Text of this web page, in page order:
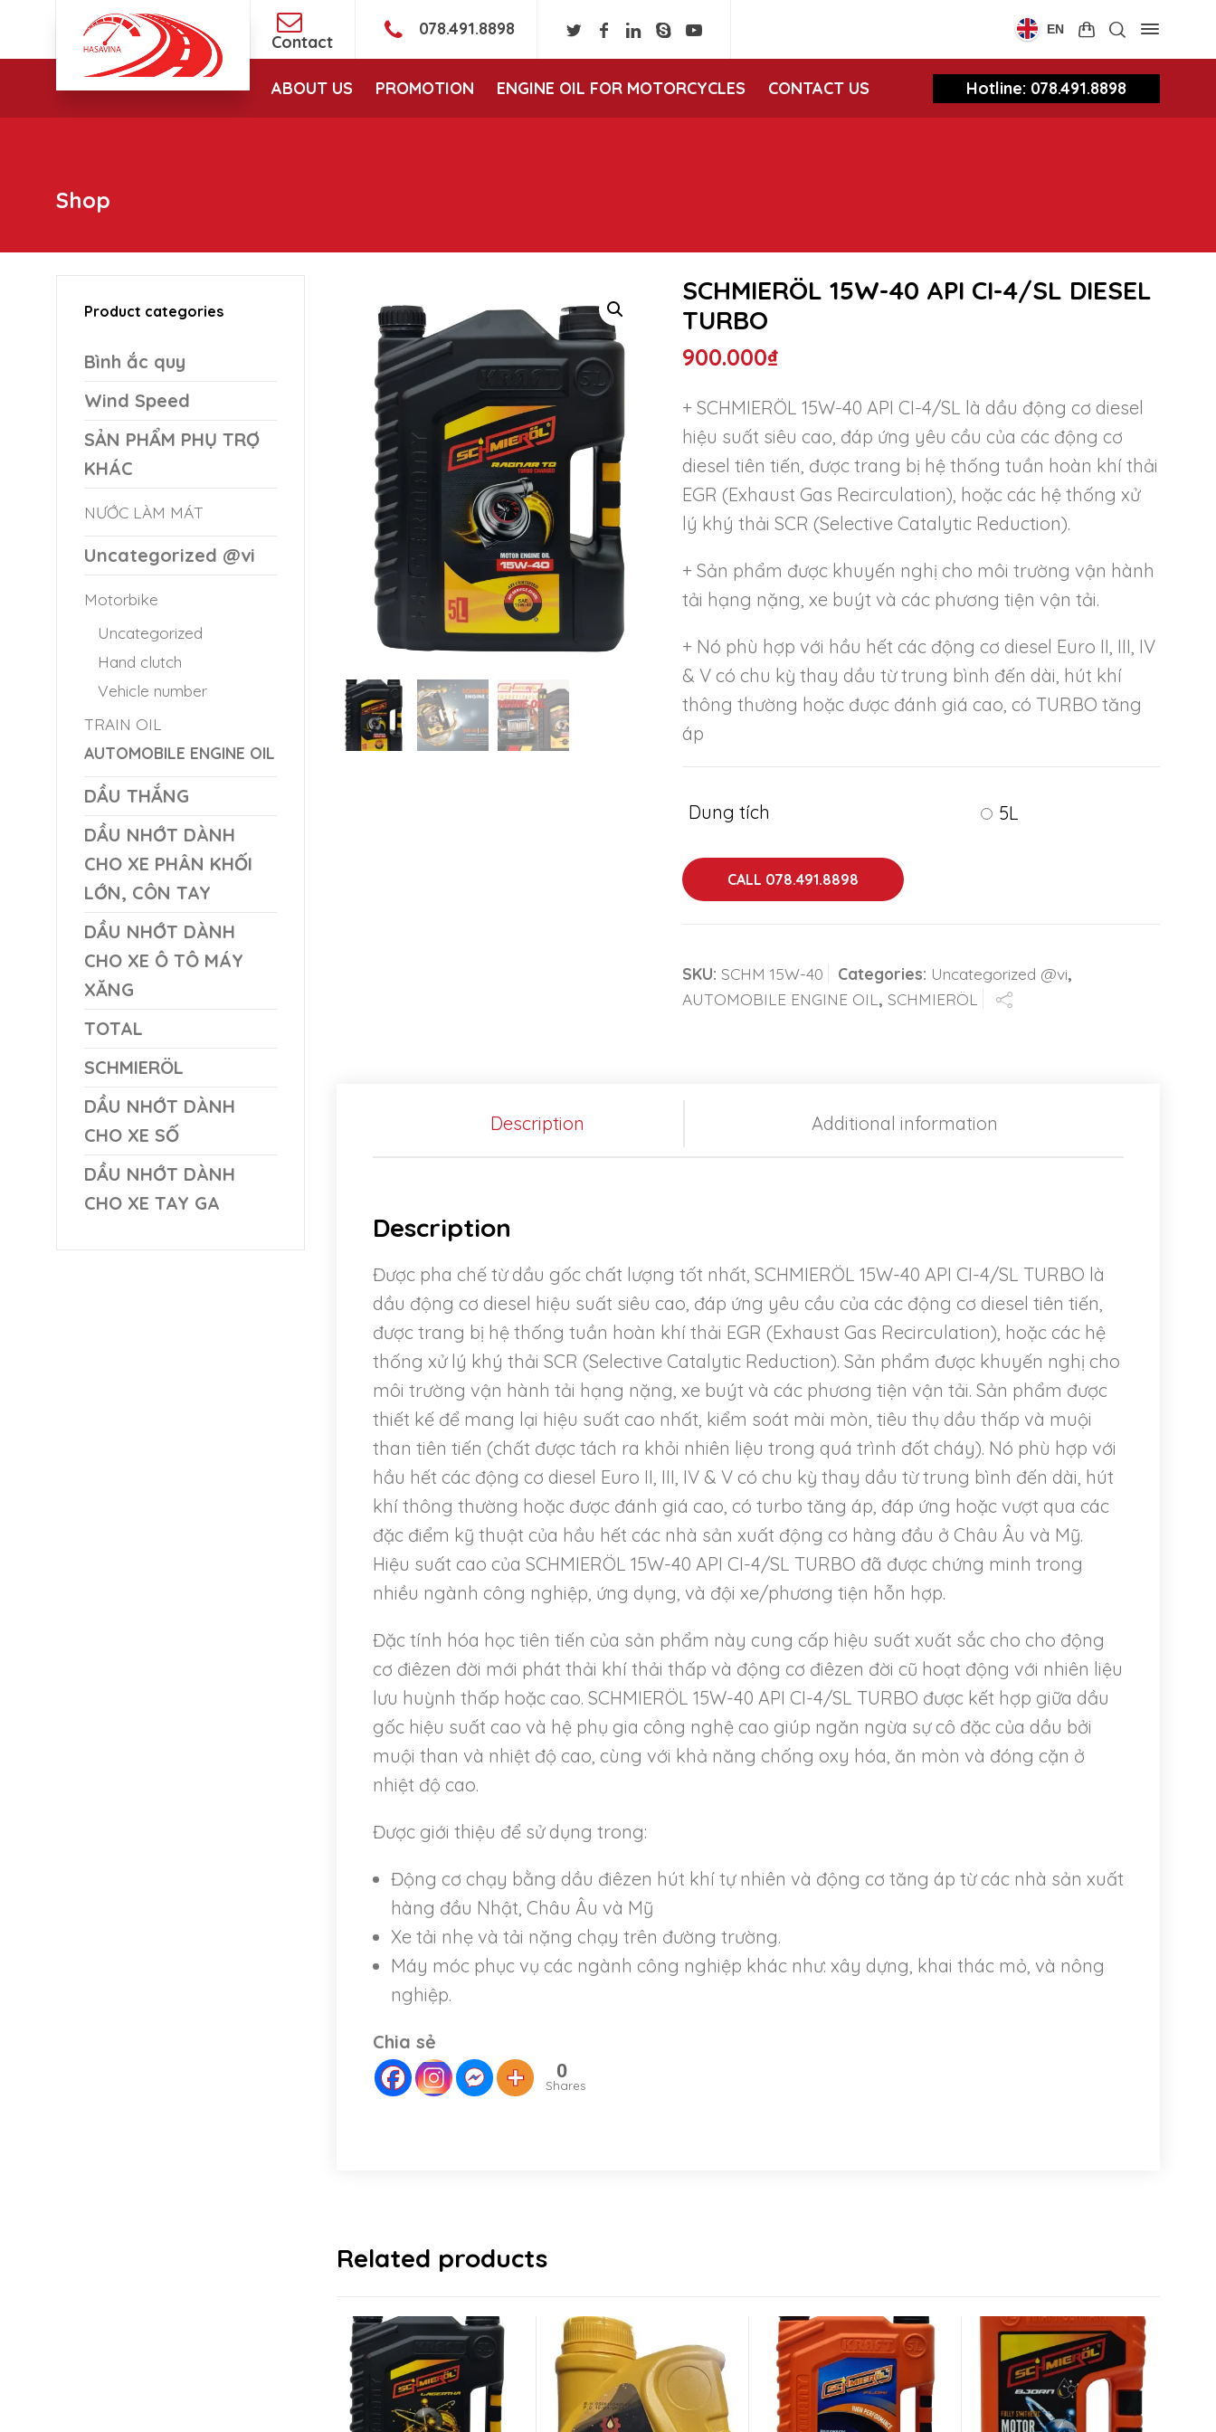
Contact
078.491.8898 EN
ABOUT US PROMOTION ENGINE OIL FOR MOTORCYCLES CONTACT US Hotline: 078.491.8898
Shop
SCHMIERÖL 15W-40 API CI-4/SL DIESEL
TURBO
900.000₫
+ SCHMIERÖL 15W-40 API CI-4/SL là dầu động cơ diesel
hiệu suất siêu cao, đáp ứng yêu cầu của các động cơ
diesel tiên tiến, được trang bị hệ thống tuần hoàn khí thải
EGR (Exhaust Gas Recirculation), hoặc các hệ thống xử
lý khý thải SCR (Selective Catalytic Reduction).
+ Sản phẩm được khuyến nghị cho môi trường vận hành
tải hạng nặng, xe buýt và các phương tiện vận tải.
+ Nó phù hợp với hầu hết các động cơ diesel Euro II, III, IV
& V có chu kỳ thay dầu từ trung bình đến dài, hút khí
thông thường hoặc được đánh giá cao, có TURBO tăng
áp
Dung tích 5L
CALL 078.491.8898
SKU: SCHM 15W-40 Categories: Uncategorized @vi,
AUTOMOBILE ENGINE OIL , SCHMIERÖL
Description Additional information
Description
Được pha chế từ dầu gốc chất lượng tốt nhất, SCHMIERÖL 15W-40 API CI-4/SL TURBO là
dầu động cơ diesel hiệu suất siêu cao, đáp ứng yêu cầu của các động cơ diesel tiên tiến,
được trang bị hệ thống tuần hoàn khí thải EGR (Exhaust Gas Recirculation), hoặc các hệ
thống xử lý khý thải SCR (Selective Catalytic Reduction). Sản phẩm được khuyến nghị cho
môi trường vận hành tải hạng nặng, xe buýt và các phương tiện vận tải. Sản phẩm được
thiết kế để mang lại hiệu suất cao nhất, kiểm soát mài mòn, tiêu thụ dầu thấp và muội
than tiên tiến (chất được tách ra khỏi nhiên liệu trong quá trình đốt cháy). Nó phù hợp với
hầu hết các động cơ diesel Euro II, III, IV & V có chu kỳ thay dầu từ trung bình đến dài, hút
khí thông thường hoặc được đánh giá cao, có turbo tăng áp, đáp ứng hoặc vượt qua các
đặc điểm kỹ thuật của hầu hết các nhà sản xuất động cơ hàng đầu ở Châu Âu và Mỹ.
Hiệu suất cao của SCHMIERÖL 15W-40 API CI-4/SL TURBO đã được chứng minh trong
nhiều ngành công nghiệp, ứng dụng, và đội xe/phương tiện hỗn hợp.
Đặc tính hóa học tiên tiến của sản phẩm này cung cấp hiệu suất xuất sắc cho cho động
cơ điêzen đời mới phát thải khí thải thấp và động cơ điêzen đời cũ hoạt động với nhiên liệu
lưu huỳnh thấp hoặc cao. SCHMIERÖL 15W-40 API CI-4/SL TURBO được kết hợp giữa dầu
gốc hiệu suất cao và hệ phụ gia công nghệ cao giúp ngăn ngừa sự cô đặc của dầu bởi
muội than và nhiệt độ cao, cùng với khả năng chống oxy hóa, ăn mòn và đóng cặn ở
nhiệt độ cao.
Được giới thiệu để sử dụng trong:
Động cơ chạy bằng dầu điêzen hút khí tự nhiên và động cơ tăng áp từ các nhà sản xuất
hàng đầu Nhật, Châu Âu và Mỹ
Xe tải nhẹ và tải nặng chạy trên đường trường.
Máy móc phục vụ các ngành công nghiệp khác như: xây dựng, khai thác mỏ, và nông
nghiệp.
Chia sẻ
0
Shares
Related products
Product categories
Bình ắc quy
Wind Speed
SẢN PHẨM PHỤ TRỢ
KHÁC
NƯỚC LÀM MÁT
Uncategorized @vi
Motorbike
Uncategorized
Hand clutch
Vehicle number
TRAIN OIL
AUTOMOBILE ENGINE OIL
DẦU THẮNG
DẦU NHỚT DÀNH
CHO XE PHÂN KHỐI
LỚN, CÔN TAY
DẦU NHỚT DÀNH
CHO XE Ô TÔ MÁY
XĂNG
TOTAL
SCHMIERÖL
DẦU NHỚT DÀNH
CHO XE SỐ
DẦU NHỚT DÀNH
CHO XE TAY GA
Switch The Language
Tiếng Việt English